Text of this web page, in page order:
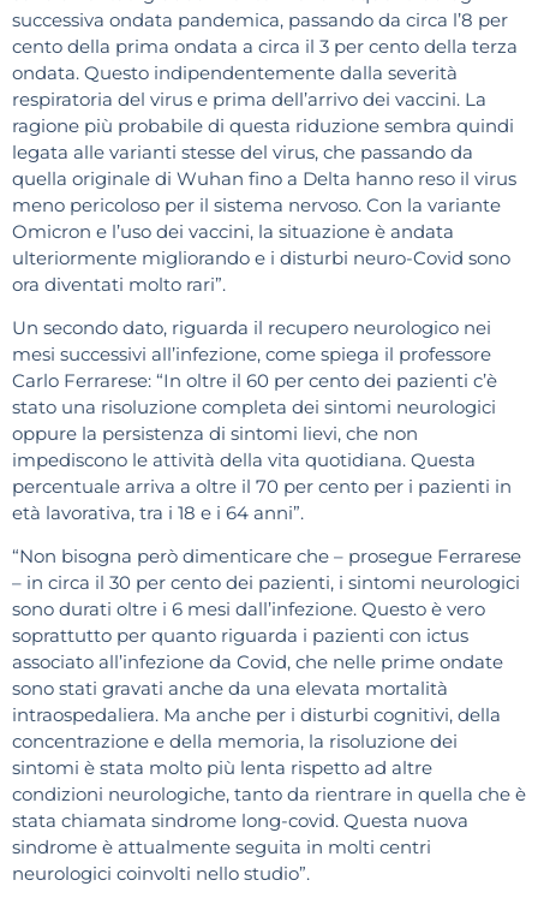
successiva ondata pandemica, passando da circa l’8 per
cento della prima ondata a circa il 3 per cento della terza
ondata. Questo indipendentemente dalla severità
respiratoria del virus e prima dell’arrivo dei vaccini. La
ragione più probabile di questa riduzione sembra quindi
legata alle varianti stesse del virus, che passando da
quella originale di Wuhan fino a Delta hanno reso il virus
meno pericoloso per il sistema nervoso. Con la variante
Omicron e l’uso dei vaccini, la situazione è andata
ulteriormente migliorando e i disturbi neuro-Covid sono
ora diventati molto rari”.
Un secondo dato, riguarda il recupero neurologico nei
mesi successivi all’infezione, come spiega il professore
Carlo Ferrarese: “In oltre il 60 per cento dei pazienti c’è
stato una risoluzione completa dei sintomi neurologici
oppure la persistenza di sintomi lievi, che non
impediscono le attività della vita quotidiana. Questa
percentuale arriva a oltre il 70 per cento per i pazienti in
età lavorativa, tra i 18 e i 64 anni”.
“Non bisogna però dimenticare che – prosegue Ferrarese
– in circa il 30 per cento dei pazienti, i sintomi neurologici
sono durati oltre i 6 mesi dall’infezione. Questo è vero
soprattutto per quanto riguarda i pazienti con ictus
associato all’infezione da Covid, che nelle prime ondate
sono stati gravati anche da una elevata mortalità
intraospedaliera. Ma anche per i disturbi cognitivi, della
concentrazione e della memoria, la risoluzione dei
sintomi è stata molto più lenta rispetto ad altre
condizioni neurologiche, tanto da rientrare in quella che è
stata chiamata sindrome long-covid. Questa nuova
sindrome è attualmente seguita in molti centri
neurologici coinvolti nello studio”.